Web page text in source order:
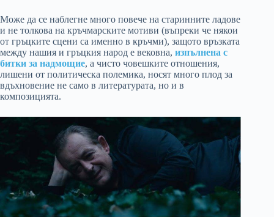
Може да се наблегне много повече на старинните ладове
и не толкова на кръчмарските мотиви (въпреки че някои
от гръцките сцени са именно в кръчми), защото връзката
между нашия и гръцкия народ е вековна, изпълнена с
битки за надмощие, а чисто човешките отношения,
лишени от политическа полемика, носят много плод за
вдъхновение не само в литературата, но и в
композицията.